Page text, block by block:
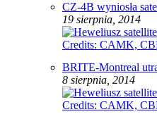
CZ-4B wyniosła
19 sierpnia, 2014
BRITE-Montreal
8 sierpnia, 2014